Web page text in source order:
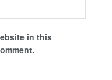
in this